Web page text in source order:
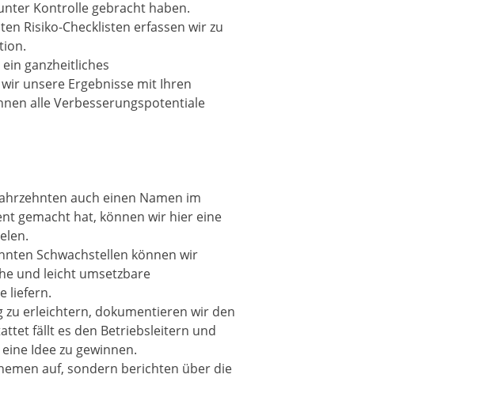
Kontrolle gebracht haben.
Risiko-Checklisten erfassen wir zu
ganzheitliches
unsere Ergebnisse mit Ihren
alle Verbesserungspotentiale
auch einen Namen im
gemacht hat, können wir hier eine
Schwachstellen können wir
und leicht umsetzbare
liefern.
zu erleichtern, dokumentieren wir den
fällt es den Betriebsleitern und
Idee zu gewinnen.
auf, sondern berichten über die